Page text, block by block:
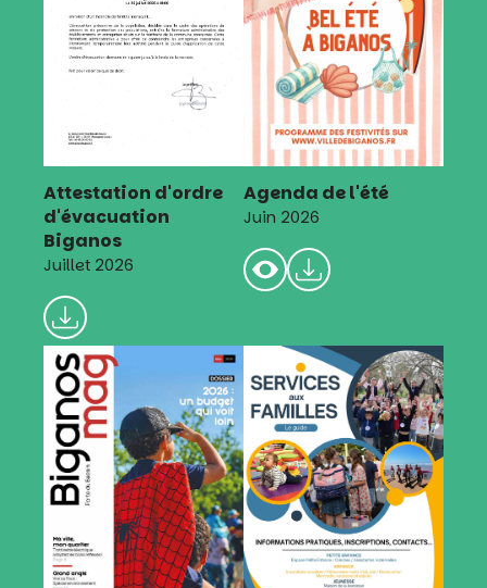
Attestation d'ordre
d'évacuation
Biganos
Juillet 2026
Agenda de l'été
Juin 2026